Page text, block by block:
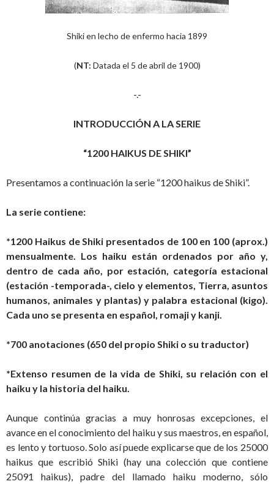
Shiki en lecho de enfermo hacia 1899
(NT: Datada el 5 de abril de 1900)
-.-
INTRODUCCIÓN A LA SERIE
“1200 HAIKUS DE SHIKI”
Presentamos a continuación la serie “1200 haikus de Shiki”.
La serie contiene:
*1200 Haikus de Shiki presentados de 100 en 100 (aprox.)
mensualmente. Los haiku están ordenados por año y,
dentro de cada año, por estación, categoría estacional
(estación -temporada-, cielo y elementos, Tierra, asuntos
humanos, animales y plantas) y palabra estacional (kigo).
Cada uno se presenta en español, romaji y kanji.
*700 anotaciones (650 del propio Shiki o su traductor)
*Extenso resumen de la vida de Shiki, su relación con el
haiku y la historia del haiku.
Aunque continúa gracias a muy honrosas excepciones, el
avance en el conocimiento del haiku y sus maestros, en español,
es lento y tortuoso. Solo así puede explicarse que de los 25000
haikus que escribió Shiki (hay una colección que contiene
25091 haikus), padre del llamado haiku moderno, sólo